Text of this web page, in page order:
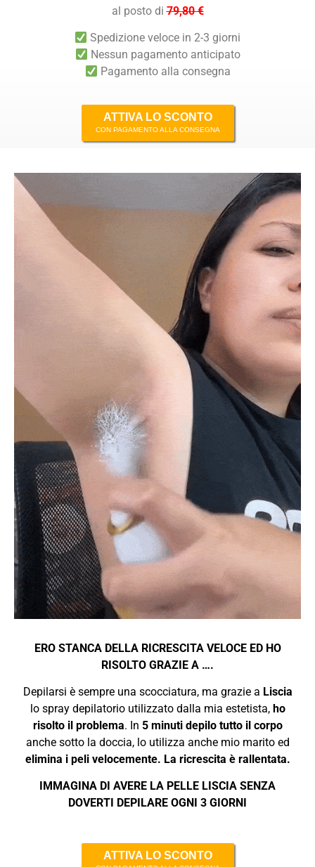
al posto di79,80 €
Spedizione veloce in 2-3 giorni
Nessun pagamento anticipato
Pagamento alla consegna
ATTIVA LO SCONTO
CON PAGAMENTO ALLA CONSEGNA
ERO STANCA DELLA RICRESCITA VELOCE ED HO
RISOLTO GRAZIE A ….
Depilarsi è sempre una scocciatura, ma grazie a Liscia
lo spray depilatorio utilizzato dalla mia estetista, ho
risolto il problema. In 5 minuti depilo tutto il corpo
anche sotto la doccia, lo utilizza anche mio marito ed
elimina i peli velocemente. La ricrescita è rallentata.
IMMAGINA DI AVERE LA PELLE LISCIA SENZA
DOVERTI DEPILARE OGNI 3 GIORNI
ATTIVA LO SCONTO